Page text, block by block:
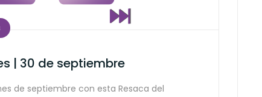
| 30 de septiembre
de septiembre con esta Resaca del